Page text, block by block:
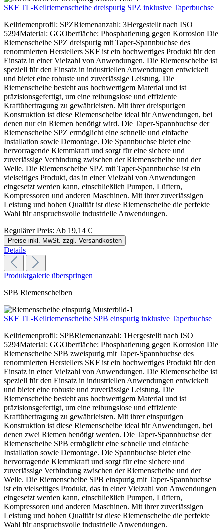
SKF TL-Keilriemenscheibe dreispurig SPZ inklusive Taperbuchse
Keilriemenprofil: SPZRiemenanzahl: 3Hergestellt nach ISO
5294Material: GGOberfläche: Phosphatierung gegen Korrosion Die
Riemenscheibe SPZ dreispurig mit Taper-Spannbuchse des
renommierten Herstellers SKF ist ein hochwertiges Produkt für den
Einsatz in einer Vielzahl von Anwendungen. Die Riemenscheibe ist
speziell für den Einsatz in industriellen Anwendungen entwickelt
und bietet eine robuste und zuverlässige Leistung. Die
Riemenscheibe besteht aus hochwertigem Material und ist
präzisionsgefertigt, um eine reibungslose und effiziente
Kraftübertragung zu gewährleisten. Mit ihrer dreispurigen
Konstruktion ist diese Riemenscheibe ideal für Anwendungen, bei
denen nur ein Riemen benötigt wird. Die Taper-Spannbuchse der
Riemenscheibe SPZ ermöglicht eine schnelle und einfache
Installation sowie Demontage. Die Spannbuchse bietet eine
hervorragende Klemmkraft und sorgt für eine sichere und
zuverlässige Verbindung zwischen der Riemenscheibe und der
Welle. Die Riemenscheibe SPZ mit Taper-Spannbuchse ist ein
vielseitiges Produkt, das in einer Vielzahl von Anwendungen
eingesetzt werden kann, einschließlich Pumpen, Lüftern,
Kompressoren und anderen Maschinen. Mit ihrer zuverlässigen
Leistung und hohen Qualität ist diese Riemenscheibe die perfekte
Wahl für anspruchsvolle industrielle Anwendungen.
Regulärer Preis: Ab 19,14 €
Preise inkl. MwSt. zzgl. Versandkosten
Details
Produktgalerie überspringen
SPB Riemenscheiben
SKF TL-Keilriemenscheibe SPB einspurig inklusive Taperbuchse
Keilriemenprofil: SPBRiemenanzahl: 1Hergestellt nach ISO
5294Material: GGOberfläche: Phosphatierung gegen Korrosion Die
Riemenscheibe SPB zweispurig mit Taper-Spannbuchse des
renommierten Herstellers SKF ist ein hochwertiges Produkt für den
Einsatz in einer Vielzahl von Anwendungen. Die Riemenscheibe ist
speziell für den Einsatz in industriellen Anwendungen entwickelt
und bietet eine robuste und zuverlässige Leistung. Die
Riemenscheibe besteht aus hochwertigem Material und ist
präzisionsgefertigt, um eine reibungslose und effiziente
Kraftübertragung zu gewährleisten. Mit ihrer einspurigen
Konstruktion ist diese Riemenscheibe ideal für Anwendungen, bei
denen zwei Riemen benötigt werden. Die Taper-Spannbuchse der
Riemenscheibe SPB ermöglicht eine schnelle und einfache
Installation sowie Demontage. Die Spannbuchse bietet eine
hervorragende Klemmkraft und sorgt für eine sichere und
zuverlässige Verbindung zwischen der Riemenscheibe und der
Welle. Die Riemenscheibe SPB einspurig mit Taper-Spannbuchse
ist ein vielseitiges Produkt, das in einer Vielzahl von Anwendungen
eingesetzt werden kann, einschließlich Pumpen, Lüftern,
Kompressoren und anderen Maschinen. Mit ihrer zuverlässigen
Leistung und hohen Qualität ist diese Riemenscheibe die perfekte
Wahl für anspruchsvolle industrielle Anwendungen.